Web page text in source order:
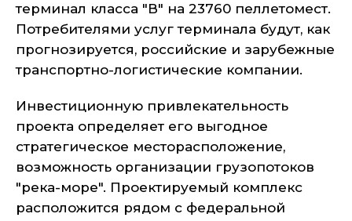
терминал класса "В" на 23760 пеллетомест.
Потребителями услуг терминала будут, как
прогнозируется, российские и зарубежные
транспортно-логистические компании.
Инвестиционную привлекательность
проекта определяет его выгодное
стратегическое месторасположение,
возможность организации грузопотоков
"река-море". Проектируемый комплекс
расположится рядом с федеральной